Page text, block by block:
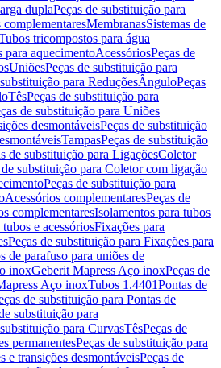
duplaPeças de substituição para
complementaresMembranasSistemas de
tricompostos para água
para aquecimentoAcessóriosPeças de
UniõesPeças de substituição para
para ReduçõesÂnguloPeças
TêsPeças de substituição para
de substituição para Uniões
desmontáveisPeças de substituição
TampasPeças de substituição
de substituição para LigaçõesColetor
de substituição para Coletor com ligação
Peças de substituição para
Acessórios complementaresPeças de
complementaresIsolamentos para tubos
e acessóriosFixações para
Peças de substituição para Fixações para
de parafuso para uniões de
inoxGeberit Mapress Aço inoxPeças de
Aço inoxTubos 1.4401Pontas de
de substituição para Pontas de
substituição para
para CurvasTêsPeças de
permanentesPeças de substituição para
e transições desmontáveisPeças de